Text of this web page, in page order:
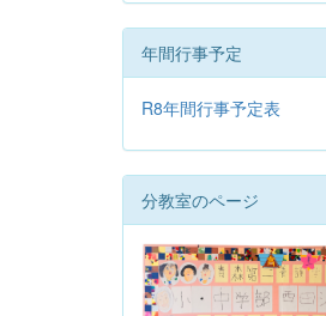
年間行事予定
R8年間行事予定表
分教室のページ